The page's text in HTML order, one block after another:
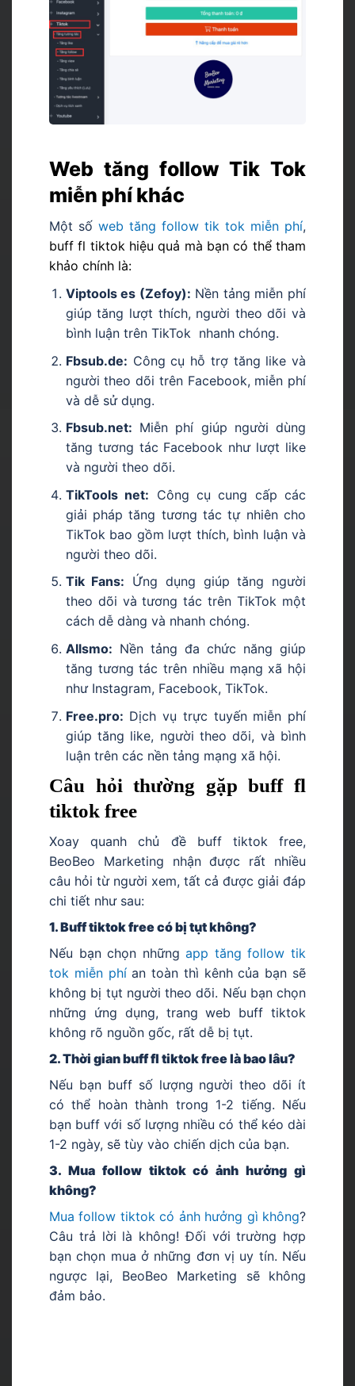
Web tăng follow Tik Tok
miễn phí khác
Một số web tăng follow tik tok miễn phí,
buff fl tiktok hiệu quả mà bạn có thể tham
khảo chính là:
Viptools es (Zefoy): Nền tảng miễn phí
giúp tăng lượt thích, người theo dõi và
bình luận trên TikTok nhanh chóng.
Fbsub.de: Công cụ hỗ trợ tăng like và
người theo dõi trên Facebook, miễn phí
và dễ sử dụng.
Fbsub.net: Miễn phí giúp người dùng
tăng tương tác Facebook như lượt like
và người theo dõi.
TikTools net: Công cụ cung cấp các
giải pháp tăng tương tác tự nhiên cho
TikTok bao gồm lượt thích, bình luận và
người theo dõi.
Tik Fans: Ứng dụng giúp tăng người
theo dõi và tương tác trên TikTok một
cách dễ dàng và nhanh chóng.
Allsmo: Nền tảng đa chức năng giúp
tăng tương tác trên nhiều mạng xã hội
như Instagram, Facebook, TikTok.
Free.pro: Dịch vụ trực tuyến miễn phí
giúp tăng like, người theo dõi, và bình
luận trên các nền tảng mạng xã hội.
Câu hỏi thường gặp buff fl
tiktok free
Xoay quanh chủ đề buff tiktok free,
BeoBeo Marketing nhận được rất nhiều
câu hỏi từ người xem, tất cả được giải đáp
chi tiết như sau:
1. Buff tiktok free có bị tụt không?
Nếu bạn chọn nhữngapp tăng follow tik
tok miễn phían toàn thì kênh của bạn sẽ
không bị tụt người theo dõi. Nếu bạn chọn
những ứng dụng, trang web buff tiktok
không rõ nguồn gốc, rất dễ bị tụt.
2. Thời gian buff fl tiktok free là bao lâu?
Nếu bạn buff số lượng người theo dõi ít
có thể hoàn thành trong 1-2 tiếng. Nếu
bạn buff với số lượng nhiều có thể kéo dài
1-2 ngày, sẽ tùy vào chiến dịch của bạn.
3. Mua follow tiktok có ảnh hưởng gì
không?
Mua follow tiktok có ảnh hưởng gì không?
Câu trả lời là không! Đối với trường hợp
bạn chọn mua ở những đơn vị uy tín. Nếu
ngược lại, BeoBeo Marketing sẽ không
đảm bảo.